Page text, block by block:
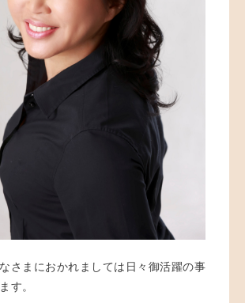
さまにおかれましては日々御活躍の事
す。